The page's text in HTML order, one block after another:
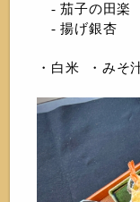
- 茄子の田楽
- 揚げ銀杏
・白米 ・みそ